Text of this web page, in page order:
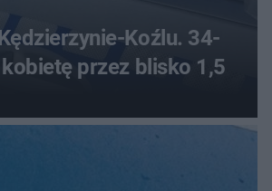
Koźlu. 34-
kobietę przez blisko 1,5